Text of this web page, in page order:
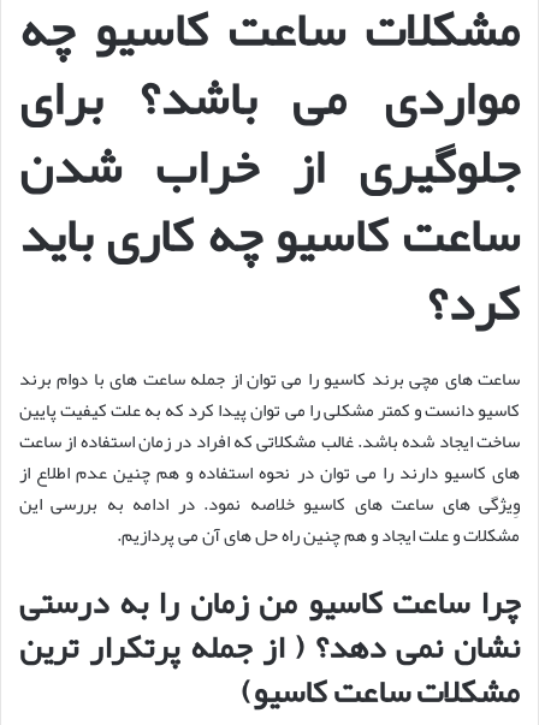
مشکلات ساعت کاسیو چه
مواردی می باشد؟ برای
جلوگیری از خراب شدن
ساعت کاسیو چه کاری باید
کرد؟
ساعت های مچی برند کاسیو را می توان از جمله ساعت های با دوام برند
کاسیو دانست و کمتر مشکلی را می توان پیدا کرد که به علت کیفیت پایین
ساخت ایجاد شده باشد. غالب مشکلاتی که افراد در زمان استفاده از ساعت
های کاسیو دارند را می توان در نحوه استفاده و هم چنین عدم اطلاع از
وِیژگی های ساعت های کاسیو خلاصه نمود. در ادامه به بررسی این
مشکلات و علت ایجاد و هم چنین راه حل های آن می پردازیم.
چرا ساعت کاسیو من زمان را به درستی
نشان نمی‌ دهد؟( از جمله پرتکرار ترین
مشکلات ساعت کاسیو)